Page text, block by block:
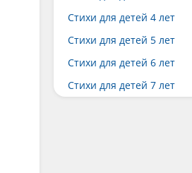
Стихи для детей 4 лет
Стихи для детей 5 лет
Стихи для детей 6 лет
Стихи для детей 7 лет